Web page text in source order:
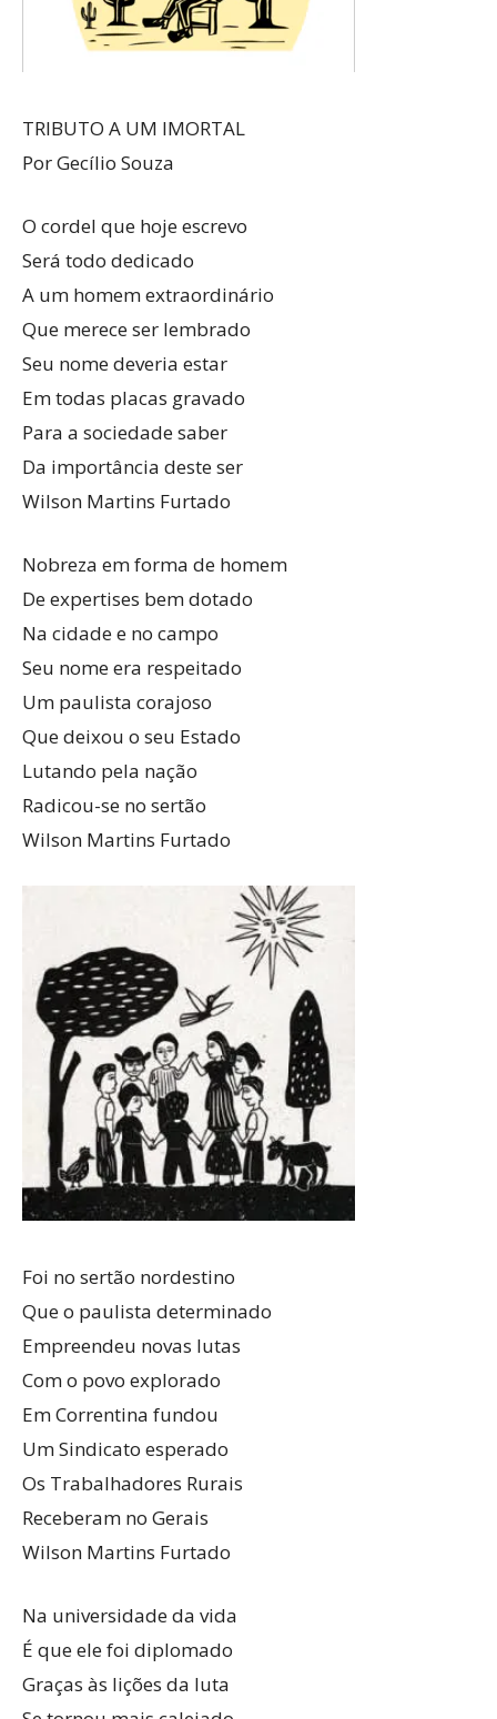
TRIBUTO A UM IMORTAL
Por Gecílio Souza
O cordel que hoje escrevo
Será todo dedicado
A um homem extraordinário
Que merece ser lembrado
Seu nome deveria estar
Em todas placas gravado
Para a sociedade saber
Da importância deste ser
Wilson Martins Furtado
Nobreza em forma de homem
De expertises bem dotado
Na cidade e no campo
Seu nome era respeitado
Um paulista corajoso
Que deixou o seu Estado
Lutando pela nação
Radicou-se no sertão
Wilson Martins Furtado
Foi no sertão nordestino
Que o paulista determinado
Empreendeu novas lutas
Com o povo explorado
Em Correntina fundou
Um Sindicato esperado
Os Trabalhadores Rurais
Receberam no Gerais
Wilson Martins Furtado
Na universidade da vida
É que ele foi diplomado
Graças às lições da luta